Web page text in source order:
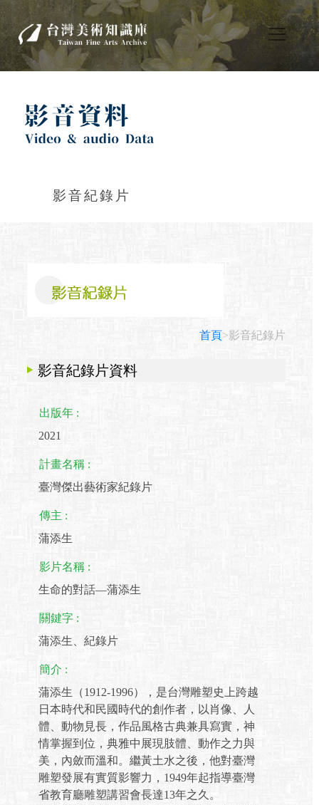
影音紀錄片
首頁>影音紀錄片
影音紀錄片資料
出版年 :
2021
計畫名稱 :
臺灣傑出藝術家紀錄片
傳主 :
蒲添生
影片名稱 :
生命的對話—蒲添生
關鍵字 :
蒲添生、紀錄片
簡介 :
蒲添生（1912-1996），是台灣雕塑史上跨越
日本時代和民國時代的創作者，以肖像、人
體、動物見長，作品風格古典兼具寫實，神
情掌握到位，典雅中展現肢體、動作之力與
美，內斂而溫和。繼黃土水之後，他對臺灣
雕塑發展有實質影響力，1949年起指導臺灣
省教育廳雕塑講習會長達13年之久。